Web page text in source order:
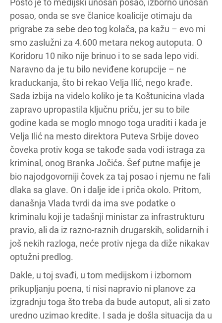
Pošto je to medijski unosan posao, izborno unosan
posao, onda se sve članice koalicije otimaju da
prigrabe za sebe deo tog kolača, pa kažu – evo mi
smo zaslužni za 4.600 metara nekog autoputa. O
Koridoru 10 niko nije brinuo i to se sada lepo vidi.
Naravno da je tu bilo neviđene korupcije – ne
kraduckanja, što bi rekao Velja Ilić, nego krađe.
Sada izbija na videlo koliko je ta Koštunicina vlada
zapravo upropastila ključnu priču, jer su to bile
godine kada se moglo mnogo toga uraditi i kada je
Velja Ilić na mesto direktora Puteva Srbije doveo
čoveka protiv koga se takođe sada vodi istraga za
kriminal, onog Branka Jočića. Šef putne mafije je
bio najodgovorniji čovek za taj posao i njemu ne fali
dlaka sa glave. On i dalje ide i priča okolo. Pritom,
današnja Vlada tvrdi da ima sve podatke o
kriminalu koji je tadašnji ministar za infrastrukturu
pravio, ali da iz razno-raznih drugarskih, solidarnih i
još nekih razloga, neće protiv njega da diže nikakav
optužni predlog.
Dakle, u toj svađi, u tom medijskom i izbornom
prikupljanju poena, ti nisi napravio ni planove za
izgradnju toga što treba da bude autoput, ali si zato
uredno uzimao kredite. I sada je došla situacija da u